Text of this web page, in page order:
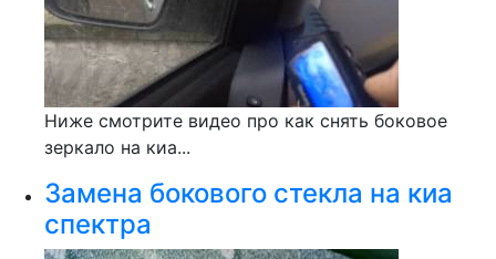
Ниже смотрите видео про как снять боковое
зеркало на киа...
Замена бокового стекла на киа
спектра